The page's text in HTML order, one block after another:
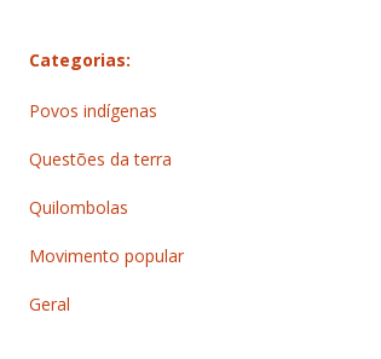
Categorias:
Povos indígenas
Questões da terra
Quilombolas
Movimento popular
Geral